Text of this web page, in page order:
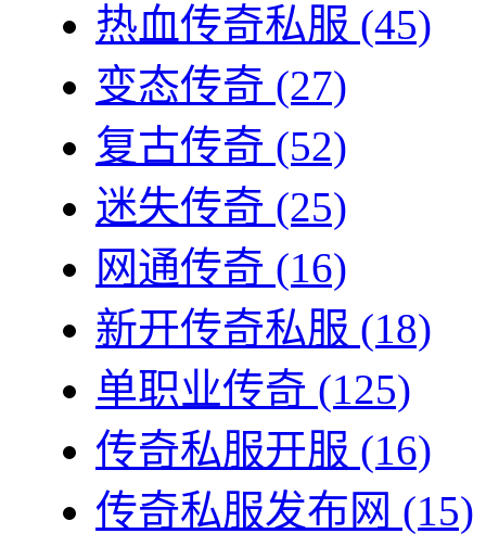
热血传奇私服 (45)
变态传奇 (27)
复古传奇 (52)
迷失传奇 (25)
网通传奇 (16)
新开传奇私服 (18)
单职业传奇 (125)
传奇私服开服 (16)
传奇私服发布网 (15)